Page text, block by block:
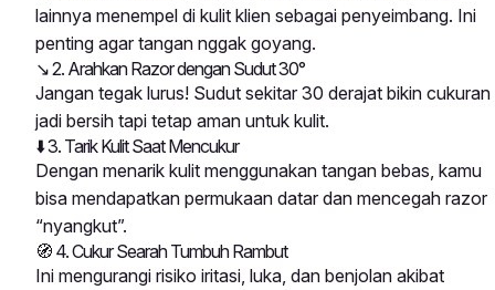
lainnya menempel di kulit klien sebagai penyeimbang. Ini
penting agar tangan nggak goyang.
↘️ 2. Arahkan Razor dengan Sudut 30°
Jangan tegak lurus! Sudut sekitar 30 derajat bikin cukuran
jadi bersih tapi tetap aman untuk kulit.
⬇️ 3. Tarik Kulit Saat Mencukur
Dengan menarik kulit menggunakan tangan bebas, kamu
bisa mendapatkan permukaan datar dan mencegah razor
“nyangkut”.
🧭 4. Cukur Searah Tumbuh Rambut
Ini mengurangi risiko iritasi, luka, dan benjolan akibat